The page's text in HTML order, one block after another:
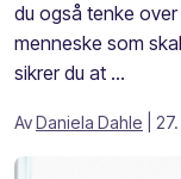
du også tenke
menneske som
sikrer du at ...
AvDaniela Dahle |